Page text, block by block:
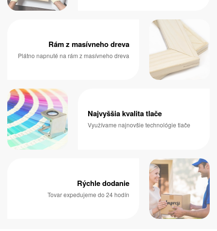
Rám z masívneho dreva
Plátno napnuté na rám z masívneho dreva
Najvyššia kvalita tlače
Využívame najnovšie technológie tlače
Rýchle dodanie
Tovar expedujeme do 24 hodín